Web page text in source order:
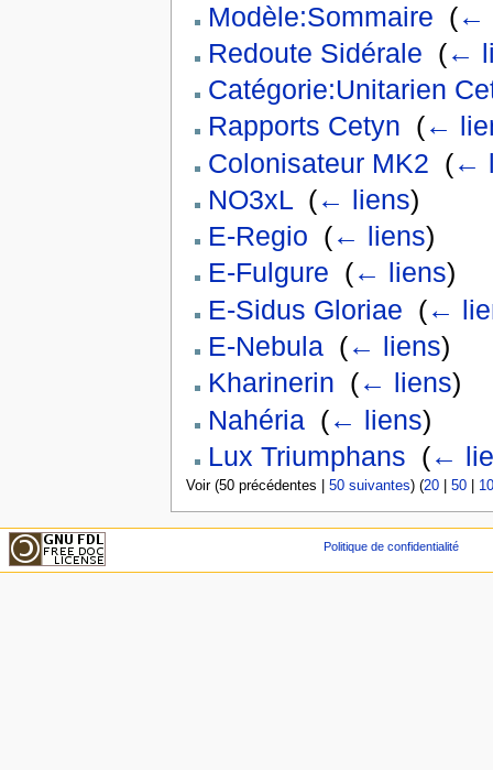
Modèle:Sommaire (←
Redoute Sidérale (←
Catégorie:Unitarien
Rapports Cetyn (←
Colonisateur MK2 (←
NO3xL‎ (← liens)
E-Regio (← liens)
E-Fulgure (← liens)
E-Sidus Gloriae (←
E-Nebula‎ (← liens)
Kharinerin (← liens)
Nahéria‎ (← liens)
Lux Triumphans (←
Voir (50 précédentes | 50 suivantes) (20| 50|
Politique de confidentialité